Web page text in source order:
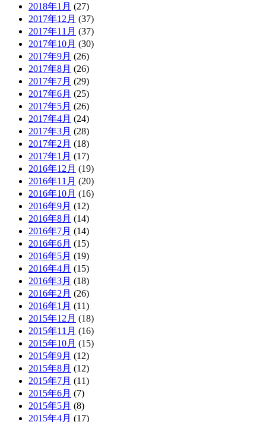
2018年1月 (27)
2017年12月 (37)
2017年11月 (37)
2017年10月 (30)
2017年9月 (26)
2017年8月 (26)
2017年7月 (29)
2017年6月 (25)
2017年5月 (26)
2017年4月 (24)
2017年3月 (28)
2017年2月 (18)
2017年1月 (17)
2016年12月 (19)
2016年11月 (20)
2016年10月 (16)
2016年9月 (12)
2016年8月 (14)
2016年7月 (14)
2016年6月 (15)
2016年5月 (19)
2016年4月 (15)
2016年3月 (18)
2016年2月 (26)
2016年1月 (11)
2015年12月 (18)
2015年11月 (16)
2015年10月 (15)
2015年9月 (12)
2015年8月 (12)
2015年7月 (11)
2015年6月 (7)
2015年5月 (8)
2015年4月 (17)